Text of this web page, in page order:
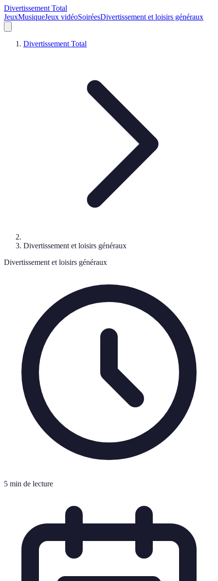
Divertissement Total
JeuxMusiqueJeux vidéoSoiréesDivertissement et loisirs généraux
Divertissement Total
Divertissement et loisirs généraux
Divertissement et loisirs généraux
5 min de lecture